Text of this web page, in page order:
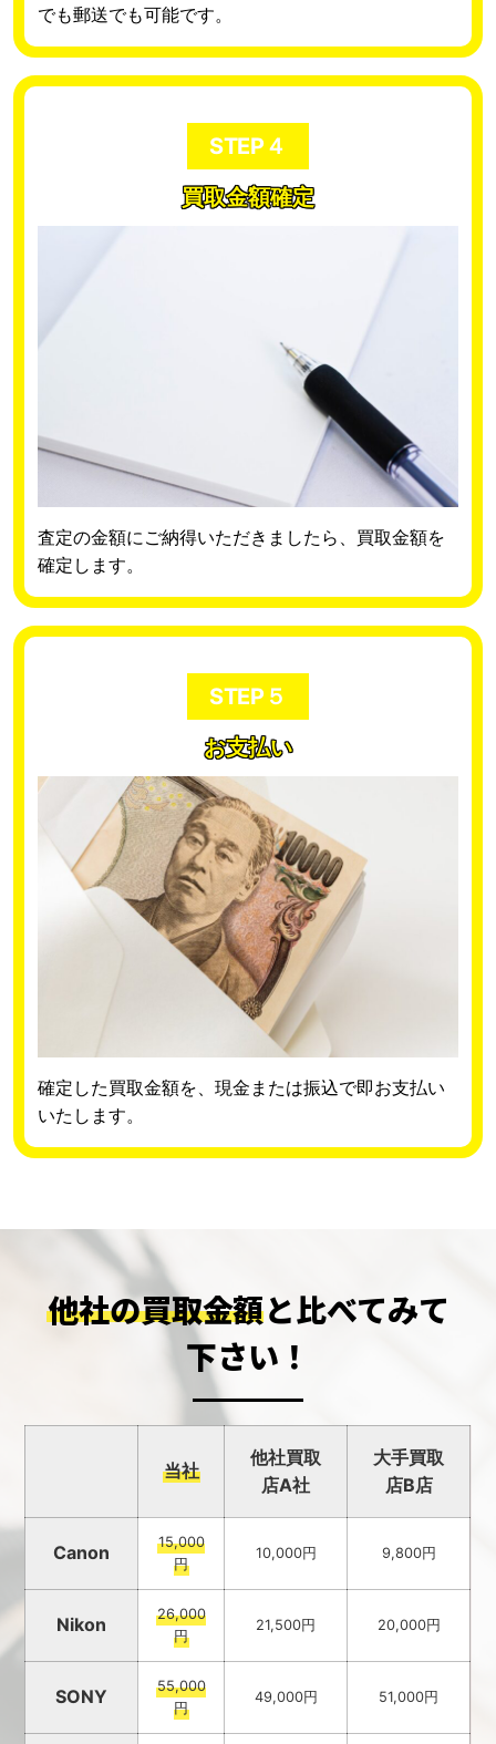
でも郵送でも可能です。
STEP４
買取金額確定
査定の金額にご納得いただきましたら、買取金額を
確定します。
STEP５
お支払い
確定した買取金額を、現金または振込で即お支払い
いたします。
他社の買取金額と比べてみて
下さい！
当社
他社買取
店A社
大手買取
店B店
Canon
15,000
円
10,000円 9,800円
Nikon
26,000
円
21,500円 20,000円
SONY
55,000
円
49,000円 51,000円